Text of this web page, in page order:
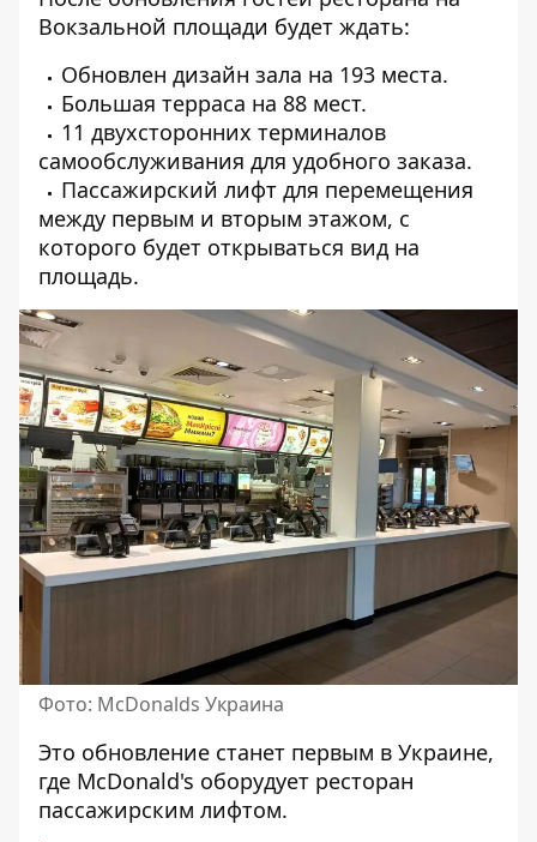
Вокзальной площади будет ждать:
Обновлен дизайн зала на 193 места.
Большая терраса на 88 мест.
11 двухсторонних терминалов
самообслуживания для удобного заказа.
Пассажирский лифт для перемещения
между первым и вторым этажом, с
которого будет открываться вид на
площадь.
Фото: McDonalds Украина
Это обновление станет первым в Украине,
где McDonald's оборудует ресторан
пассажирским лифтом.